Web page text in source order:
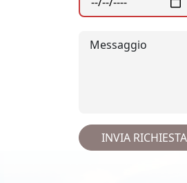
Messaggio
INVIA RICHIESTA